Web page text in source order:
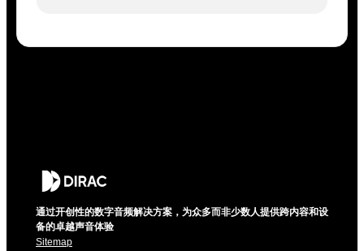
通过开创性的数字音频解决方案，为众多而非少数人提供跨内容和设
备的卓越声音体验
Sitemap